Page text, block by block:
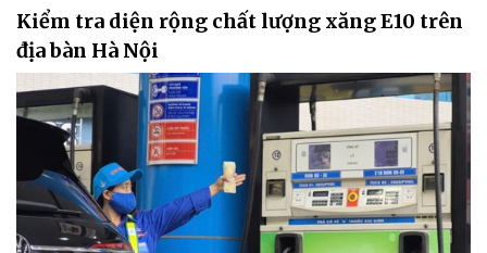
Kiểm tra diện rộng chất lượng xăng E10 trên
địa bàn Hà Nội